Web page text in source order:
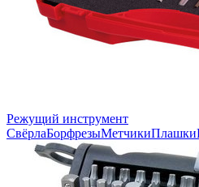
Режущий инструмент
СвёрлаБорфрезыМетчикиПлашки